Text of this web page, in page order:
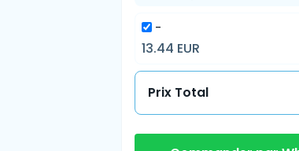
-
13.44 EUR
Prix Total